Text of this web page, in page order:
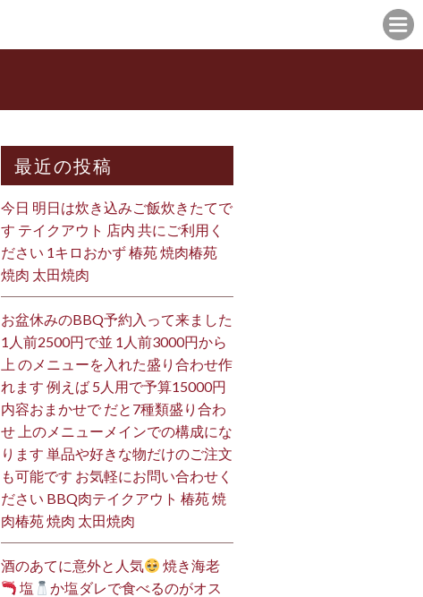
最近の投稿
今日 明日は炊き込みご飯炊きたてで
す テイクアウト 店内 共にご利用く
ださい 1キロおかず 椿苑 焼肉椿苑
焼肉 太田焼肉
お盆休みのBBQ予約入って来ました
1人前2500円で並 1人前3000円から
上 のメニューを入れた盛り合わせ作
れます 例えば 5人用で予算15000円
内容おまかせで だと7種類盛り合わ
せ 上のメニューメインでの構成にな
ります 単品や好きな物だけのご注文
も可能です お気軽にお問い合わせく
ださい BBQ肉テイクアウト 椿苑 焼
肉椿苑 焼肉 太田焼肉
酒のあてに意外と人気
焼き海老
塩
か塩ダレで食べるのがオス